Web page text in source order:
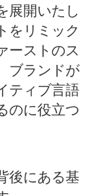
展開いたし
をリミック
ーストのス
ブランドが
ティブ言語
のに役立つ
後にある基